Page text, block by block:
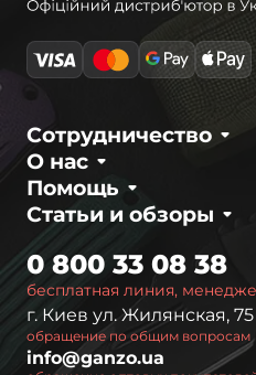
О нас
Сотрудничество
Статьи и обзоры
Помощь
бесплатная линия,
0 800 33 08 38
г. Киев ул. Жилянская, 75
обращение по общим вопросам
info@ganzo.ua